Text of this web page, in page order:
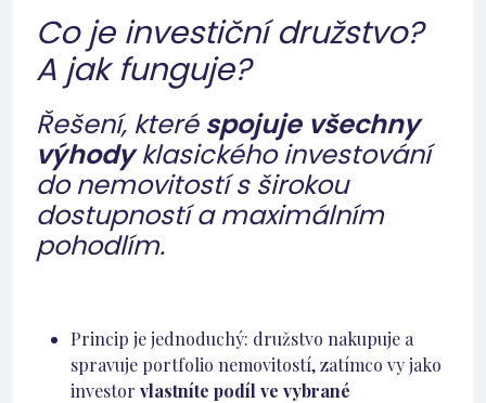
Co je investiční družstvo?
A jak funguje?
Řešení, které spojuje všechny
výhodyklasického investování
do nemovitostí s širokou
dostupností a maximálním
pohodlím.
Princip je jednoduchý: družstvo nakupuje a
spravuje portfolio nemovitostí, zatímco vy jako
investorvlastníte podíl ve vybrané